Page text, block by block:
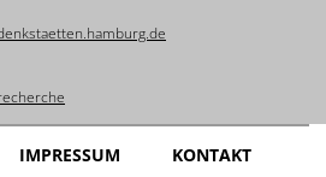
IMPRESSUM KONTAKT